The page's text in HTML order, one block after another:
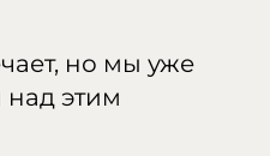
но мы уже
над этим